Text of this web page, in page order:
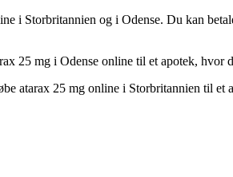
i Storbritannien og i Odense. Du kan
25 mg i Odense online til et apotek, hvor
atarax 25 mg online i Storbritannien til